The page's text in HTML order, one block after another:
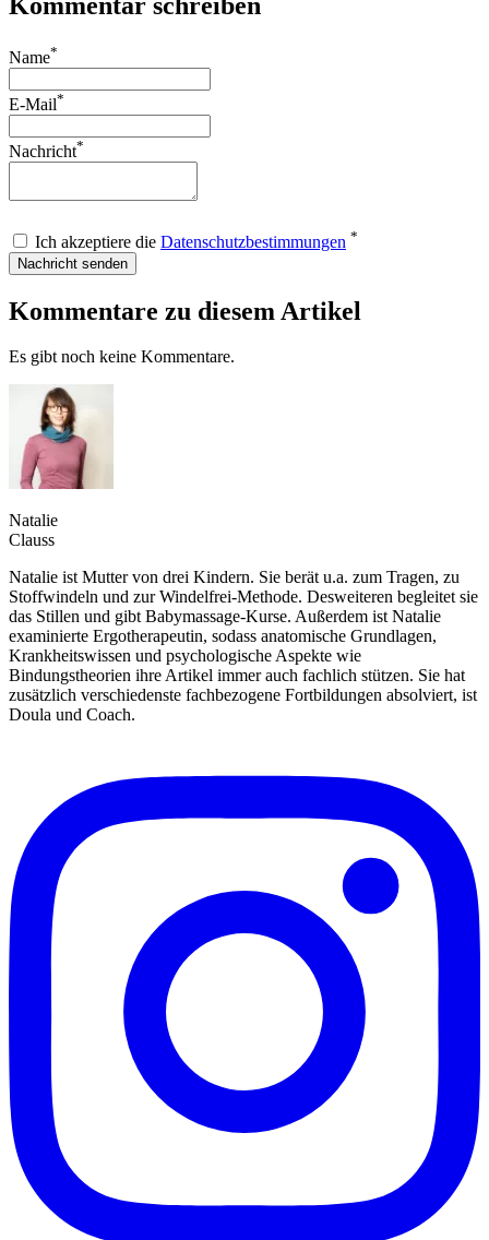
Kommentar schreiben
Name*
E-Mail*
Nachricht*
Ich akzeptiere die Datenschutzbestimmungen *
Nachricht senden
Kommentare zu diesem Artikel
Es gibt noch keine Kommentare.
Natalie
Clauss
Natalie ist Mutter von drei Kindern. Sie berät u.a. zum Tragen, zu
Stoffwindeln und zur Windelfrei-Methode. Desweiteren begleitet sie
das Stillen und gibt Babymassage-Kurse. Außerdem ist Natalie
examinierte Ergotherapeutin, sodass anatomische Grundlagen,
Krankheitswissen und psychologische Aspekte wie
Bindungstheorien ihre Artikel immer auch fachlich stützen. Sie hat
zusätzlich verschiedenste fachbezogene Fortbildungen absolviert, ist
Doula und Coach.